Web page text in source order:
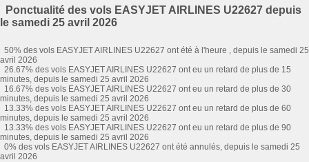
Ponctualité des vols EASYJET AIRLINES U22627 depuis
le samedi 25 avril 2026
50% des vols EASYJET AIRLINES U22627 ont été à l'heure , depuis le samedi 25
avril 2026
26.67% des vols EASYJET AIRLINES U22627 ont eu un retard de plus de 15
minutes, depuis le samedi 25 avril 2026
16.67% des vols EASYJET AIRLINES U22627 ont eu un retard de plus de 30
minutes, depuis le samedi 25 avril 2026
13.33% des vols EASYJET AIRLINES U22627 ont eu un retard de plus de 60
minutes, depuis le samedi 25 avril 2026
13.33% des vols EASYJET AIRLINES U22627 ont eu un retard de plus de 90
minutes, depuis le samedi 25 avril 2026
0% des vols EASYJET AIRLINES U22627 ont été annulés, depuis le samedi 25
avril 2026